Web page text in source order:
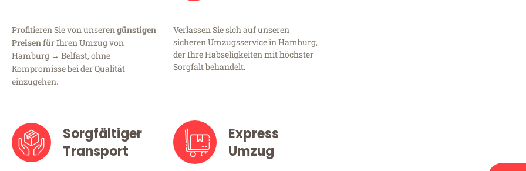
Profitieren Sie von unserengünstigen
Preisenfür Ihren Umzug von
Hamburg → Belfast, ohne
Kompromisse bei der Qualität
einzugehen.
Verlassen Sie sich auf unseren
sicheren Umzugsservice in Hamburg,
der Ihre Habseligkeiten mit höchster
Sorgfalt behandelt.
Sorgfältiger
Transport
Express
Umzug